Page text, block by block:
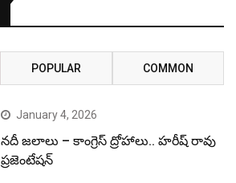
POPULAR COMMON
January 4, 2026
నదీ జలాలు – కాంగ్రెస్ ద్రోహాలు.. హరీష్ రావు
ప్రజెంటేషన్